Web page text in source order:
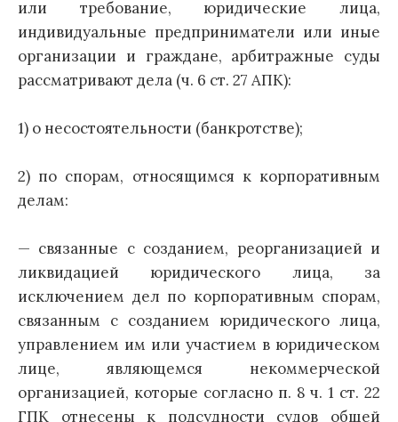
или требование, юридические лица,
индивидуальные предприниматели или иные
организации и граждане, арбитражные суды
рассматривают дела (ч. 6 ст. 27 АПК):
1) о несостоятельности (банкротстве);
2) по спорам, относящимся к корпоративным
делам:
— связанные с созданием, реорганизацией и
ликвидацией юридического лица, за
исключением дел по корпоративным спорам,
связанным с созданием юридического лица,
управлением им или участием в юридическом
лице, являющемся некоммерческой
организацией, которые согласно п. 8 ч. 1 ст. 22
ГПК отнесены к подсудности судов общей